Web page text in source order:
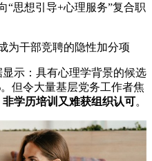
“思想引导+心理服务”复合职
为干部竞聘的隐性加分项
示：具有心理学背景的候选
但令大量基层党务工作者焦
学历培训又难获组织认可。